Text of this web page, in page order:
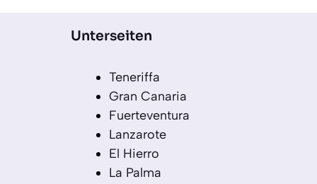
Unterseiten
Teneriffa
Gran Canaria
Fuerteventura
Lanzarote
El Hierro
La Palma